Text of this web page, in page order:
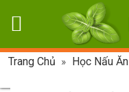
Trang Chủ » Học Nấu Ăn